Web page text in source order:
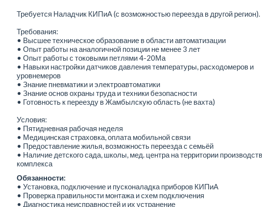
Требуется Наладчик КИПиА (с возможностью переезда в другой регион).
Требования:
• Высшее техническое образование в области автоматизации
• Опыт работы на аналогичной позиции не менее 3 лет
• Опыт работы с токовыми петлями 4-20Ма
• Навыки настройки датчиков давления температуры, расходомеров и
уровнемеров
• Знание пневматики и электроавтоматики
• Знание основ охраны труда и техники безопасности
• Готовность к переезду в Жамбылскую область (не вахта)
Условия:
• Пятидневная рабочая неделя
• Медицинская страховка, оплата мобильной связи
• Предоставление жилья, возможность переезда с семьёй
• Наличие детского сада, школы, мед. центра на территории
комплекса
Обязанности:
• Установка, подключение и пусконаладка приборов КИПиА
• Проверка правильности монтажа и схем подключения
• Диагностика неисправностей и их устранение